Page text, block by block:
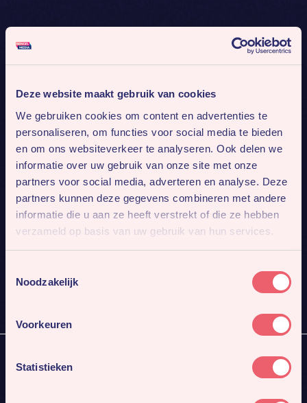
Deze website maakt gebruik van cookies
We gebruiken cookies om content en advertenties te
personaliseren, om functies voor social media te bieden
en om ons websiteverkeer te analyseren. Ook delen we
informatie over uw gebruik van onze site met onze
partners voor social media, adverteren en analyse. Deze
partners kunnen deze gegevens combineren met andere
informatie die u aan ze heeft verstrekt of die ze hebben
verzameld op basis van uw gebruik van hun services.
Noodzakelijk
Voorkeuren
Statistieken
Mis niks
Meld je aan voor onze nieuwsbrief. Dan sturen we je
Inschrijven